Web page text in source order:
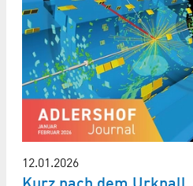
12.01.2026